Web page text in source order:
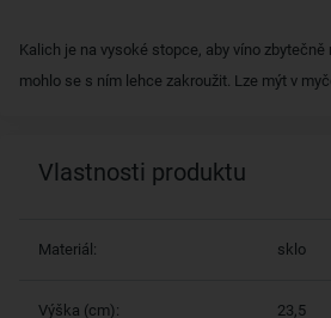
Kalich je na vysoké stopce, aby víno
mohlo se s ním lehce zakroužit. Lze mýt v
Vlastnosti produktu
Materiál: sklo
Výška (cm): 23,5